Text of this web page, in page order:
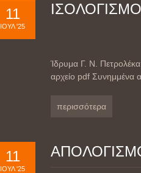
11
ΙΟΎΛ '25
Ίδρυμα Γ. Ν.
αρχείο pdf
περισσότερα
11
ΙΟΎΛ '25